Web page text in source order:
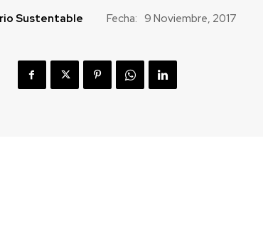
Sustentable Fecha: 9 Noviembre, 2017